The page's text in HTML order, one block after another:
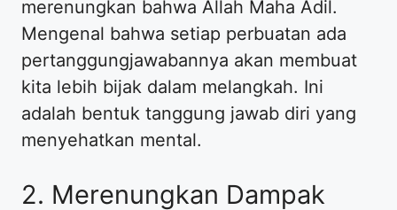
merenungkan bahwa Allah Maha Adil.
Mengenal bahwa setiap perbuatan ada
pertanggungjawabannya akan membuat
kita lebih bijak dalam melangkah. Ini
adalah bentuk tanggung jawab diri yang
menyehatkan mental.
2. Merenungkan Dampak